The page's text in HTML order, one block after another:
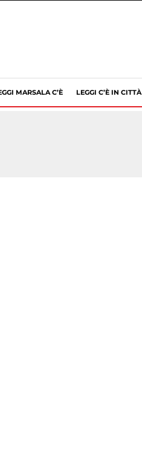
MARSALA C’È LEGGI C’È IN CITTÀ